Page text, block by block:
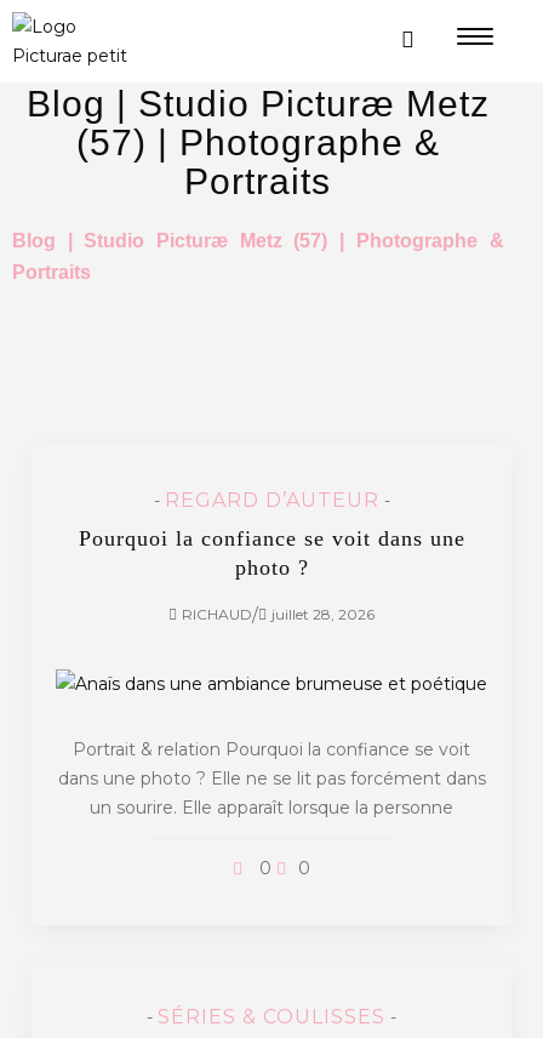
Blog | Studio Picturæ Metz
(57) | Photographe &
Portraits
Blog | Studio Picturæ Metz (57) | Photographe &
Portraits
- REGARD D’AUTEUR -
Pourquoi la confiance se voit dans une
photo ?
RICHAUD/ juillet 28, 2026
Portrait & relation Pourquoi la confiance se voit
dans une photo ? Elle ne se lit pas forcément dans
un sourire. Elle apparaît lorsque la personne
0 0
- SÉRIES & COULISSES -